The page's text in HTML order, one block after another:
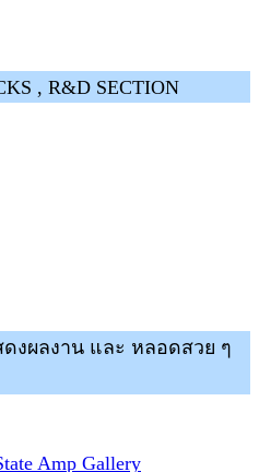
, R&D SECTION
ดงผลงาน และ หลอดสวย ๆ
Amp Gallery